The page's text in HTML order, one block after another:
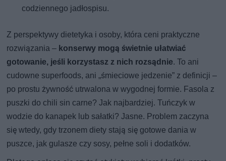
codziennego jadłospisu.
Z perspektywy dietetyka i osoby, która ceni praktyczne
rozwiązania – konserwy mogą świetnie ułatwiać
gotowanie, jeśli korzystasz z nich rozsądnie. To ani
cudowne superfoods, ani „śmieciowe jedzenie” z definicji –
po prostu żywność utrwalona w wygodnej formie. Fasola z
puszki do chili sin carne? Jak najbardziej. Tuńczyk w
wodzie do kanapek lub sałatki? Jasne. Problem zaczyna
się wtedy, gdy trzonem diety stają się gotowe dania w
puszce, jak gulasze czy sosy, pełne soli i dodatków.